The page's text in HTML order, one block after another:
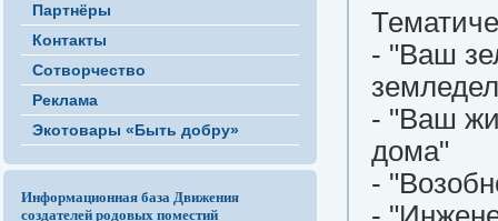
Партнёры
Контакты
Сотворчество
Реклама
Экотовары «Быть добру»
Информационная база Движения
создателей родовых поместий
- "Ваш
- "Ваш
дома"
-